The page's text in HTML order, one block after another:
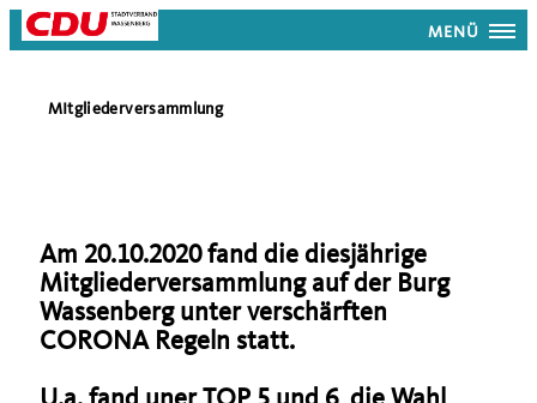
MENÜ
MItgliederversammlung
Am 20.10.2020 fand die diesjährige
Mitgliederversammlung auf der Burg
Wassenberg unter verschärften
CORONA Regeln statt.